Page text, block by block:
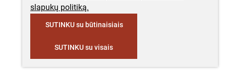
slapukų politiką.
SUTINKU su būtinaisiais
SUTINKU su visais